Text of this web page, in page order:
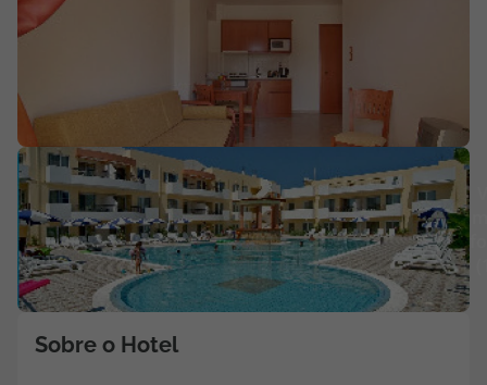
Agências
Contactos
Apoio ao cliente em Portugal
218 925 471
Sobre o Hotel